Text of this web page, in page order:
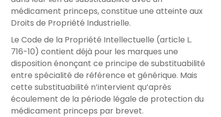
médicament princeps, constitue une atteinte aux
Droits de Propriété Industrielle.
Le Code de la Propriété Intellectuelle (article L.
716-10) contient déjà pour les marques une
disposition énonçant ce principe de substituabilité
entre spécialité de référence et générique. Mais
cette substituabilité n’intervient qu’après
écoulement de la période légale de protection du
médicament princeps par brevet.